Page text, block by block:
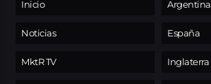
Inicio
Noticias
MktR TV
Argentina
España
Inglaterra